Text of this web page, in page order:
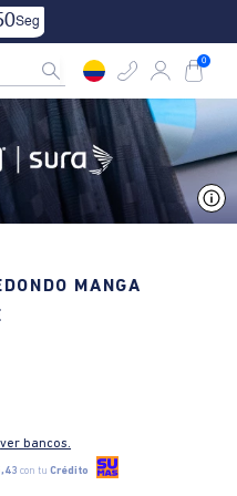
Rastrea tu pedido aquí
0
MANGA
ver bancos.
con tuCrédito